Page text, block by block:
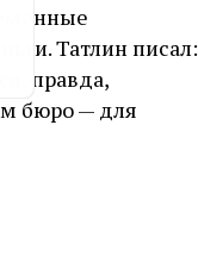
Татлин писал:
правда,
бюро — для